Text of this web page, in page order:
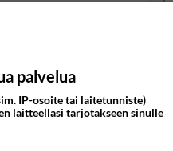
palvelua
IP-osoite tai laitetunniste)
laitteellasi tarjotakseen sinulle